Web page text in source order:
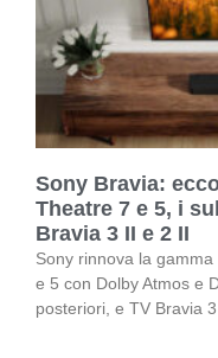
Sony Bravia:
Theatre 7 e 5, i
Bravia 3 II e 2 II
Sony rinnova la
e 5 con Dolby Atmos e
posteriori, e TV Bravia